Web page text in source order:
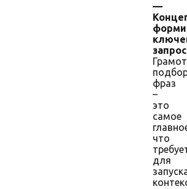
—
фраз
–
это
самое
что
для